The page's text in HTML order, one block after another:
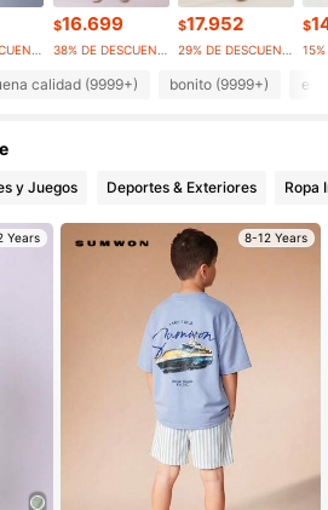
38% DE DESCUENTO
$16.699
38% DE DESCUENTO
$17.952
29% DE DESCUENTO
$
calidad (9999+) bonito (9999+)
y Juegos Deportes & Exteriores Ropa
Years 8-12 Years